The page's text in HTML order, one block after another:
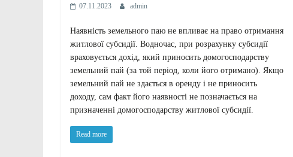
07.11.2023 admin
Наявність земельного паю не впливає на право отримання
житлової субсидії. Водночас, при розрахунку субсидії
враховується дохід, який приносить домогосподарству
земельний пай (за той період, коли його отримано). Якщо
земельний пай не здається в оренду і не приносить
доходу, сам факт його наявності не позначається на
призначенні домогосподарству житлової субсидії.
Read more